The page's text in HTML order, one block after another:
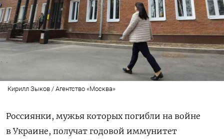
Кирилл Зыков / Агентство «Москва»
Россиянки, мужья которых погибли на войне
в Украине, получат годовой иммунитет